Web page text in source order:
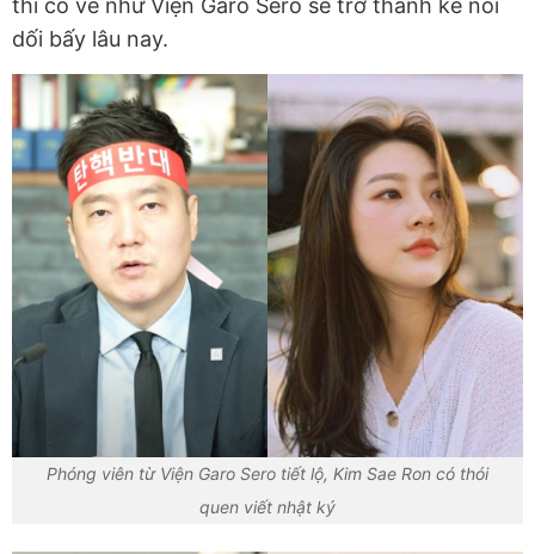
thì có vẻ như Viện Garo Sero sẽ trở thành kẻ nói
dối bấy lâu nay.
Phóng viên từ Viện Garo Sero tiết lộ, Kim Sae Ron có thói
quen viết nhật ký